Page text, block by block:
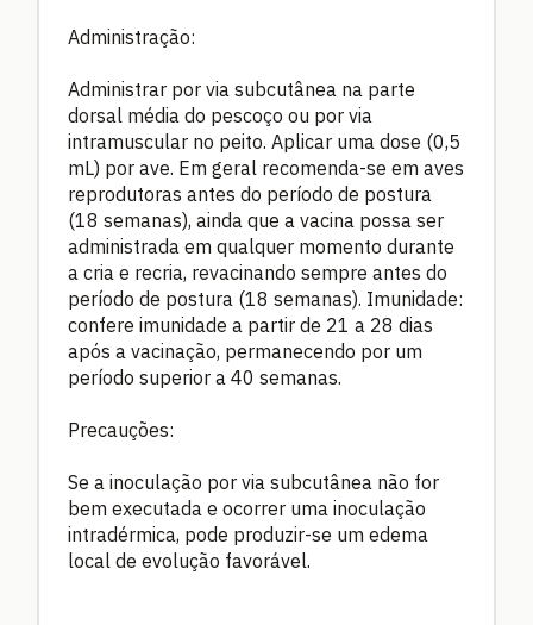
Administração:
Administrar por via subcutânea na parte
dorsal média do pescoço ou por via
intramuscular no peito. Aplicar uma dose (0,5
mL) por ave. Em geral recomenda-se em aves
reprodutoras antes do período de postura
(18 semanas), ainda que a vacina possa ser
administrada em qualquer momento durante
a cria e recria, revacinando sempre antes do
período de postura (18 semanas). Imunidade:
confere imunidade a partir de 21 a 28 dias
após a vacinação, permanecendo por um
período superior a 40 semanas.
Precauções:
Se a inoculação por via subcutânea não for
bem executada e ocorrer uma inoculação
intradérmica, pode produzir-se um edema
local de evolução favorável.